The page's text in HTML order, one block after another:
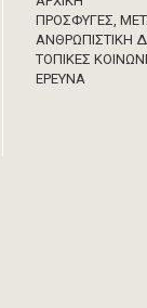
ΠΡΟΣΦΥΓΕΣ,
ΑΝΘΡΩΠΙΣΤΙΚΗ
ΤΟΠΙΚΕΣ
ΈΡΕΥΝΑ